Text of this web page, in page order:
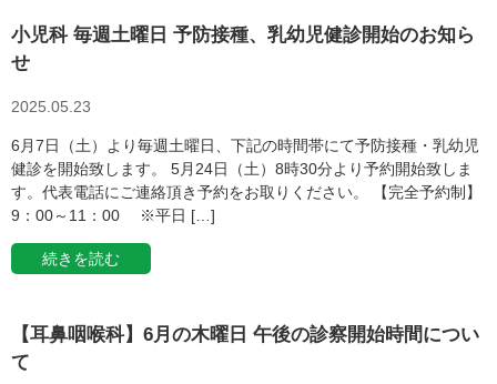
小児科 毎週土曜日 予防接種、乳幼児健診開始のお知ら
せ
2025.05.23
6月7日（土）より毎週土曜日、下記の時間帯にて予防接種・乳幼児
健診を開始致します。 5月24日（土）8時30分より予約開始致しま
す。代表電話にご連絡頂き予約をお取りください。 【完全予約制】
9：00～11：00 ※平日 […]
続きを読む
【耳鼻咽喉科】6月の木曜日 午後の診察開始時間につい
て